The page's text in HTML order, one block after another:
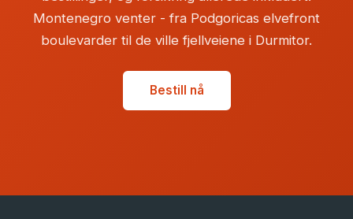
Montenegro venter - fra Podgoricas elvefront
boulevarder til de ville fjellveiene i Durmitor.
Bestill nå